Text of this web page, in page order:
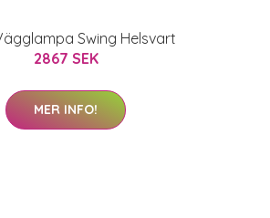
Swing Helsvart
2867 SEK
MER INFO!